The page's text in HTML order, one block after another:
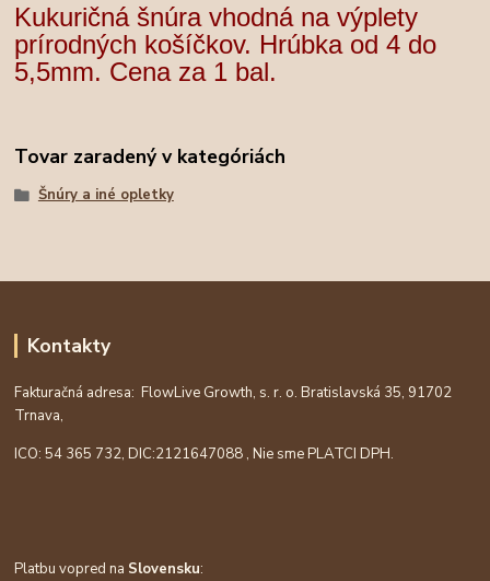
Kukuričná šnúra vhodná na výplety
prírodných košíčkov. Hrúbka od 4 do
5,5mm. Cena za 1 bal.
Tovar zaradený v kategóriách
Šnúry a iné opletky
Kontakty
Fakturačná adresa: FlowLive Growth, s. r. o. Bratislavská 35, 91702
Trnava,
ICO: 54 365 732, DIC:2121647088 , Nie sme PLATCI DPH.
Platbu vopred na Slovensku: